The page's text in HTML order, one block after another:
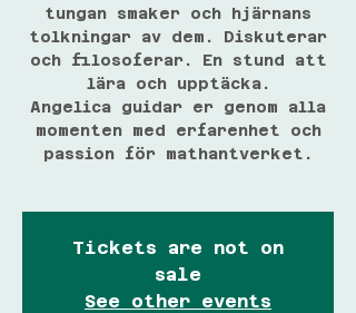
tungan smaker och hjärnans
tolkningar av dem. Diskuterar
och filosoferar. En stund att
lära och upptäcka.
Angelica guidar er genom alla
momenten med erfarenhet och
passion för mathantverket.
Tickets are not on
sale
See other events